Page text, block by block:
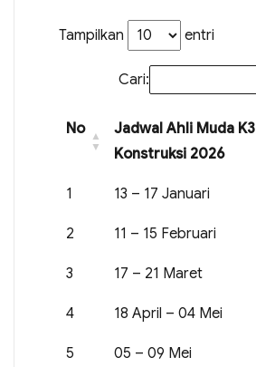
Tampilkan entri
Cari:
No
Jadwal Ahli Muda K3
Konstruksi 2026
1 13 – 17 Januari
2 11 – 15 Februari
3 17 – 21 Maret
4 18 April – 04 Mei
5 05 – 09 Mei